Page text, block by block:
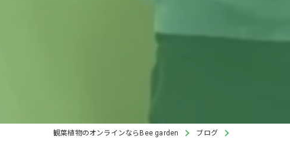
観葉植物のオンラインならBee garden ブログ